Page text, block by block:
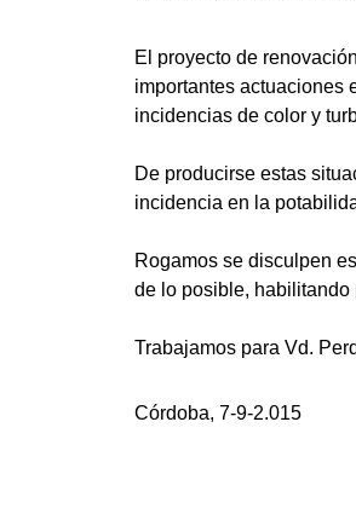
El proyecto de
importantes actuaciones
incidencias de color y
De producirse estas
incidencia en la
Rogamos se disculpen
de lo posible, habilitando
Trabajamos para Vd.
Córdoba, 7-9-2.015